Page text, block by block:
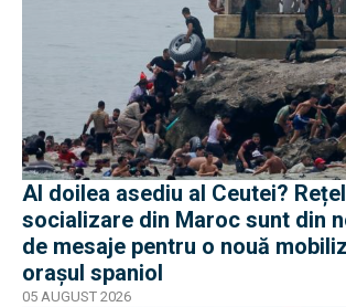
Al doilea asediu al Ceutei?
socializare din Maroc sunt din
de mesaje pentru o nouă
orașul spaniol
05 AUGUST 2026